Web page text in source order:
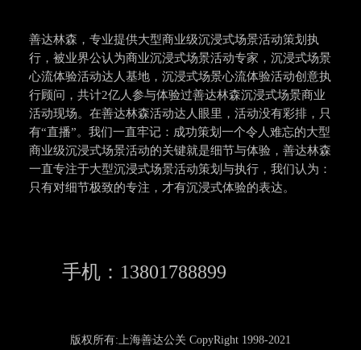
善达林森，专业提供大型商业级沉浸式场景活动策划执
行，被业界公认为商业沉浸式场景活动专家，沉浸式场景
心流体验活动达人基地，沉浸式场景心流体验活动创意执
行顾问，共计2亿人参与体验过善达林森沉浸式场景商业
活动现场。在善达林森活动达人眼里，活动没有彩排，只
有“直播”。我们一直牢记：成功策划一个令人难忘的大型
商业级沉浸式场景活动的关键就是细节与体验，善达林森
一直专注于大型沉浸式场景活动策划与执行，我们认为：
只有对细节极致的专注，才有沉浸式体验的表达。
手机：13801788899
版权所有:上海善达公关 CopyRight 1998-2021